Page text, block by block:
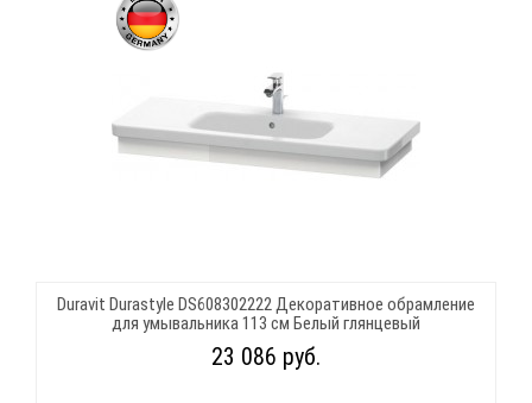
Duravit Durastyle DS608302222 Декоративное обрамление
для умывальника 113 см Белый глянцевый
23 086 руб.